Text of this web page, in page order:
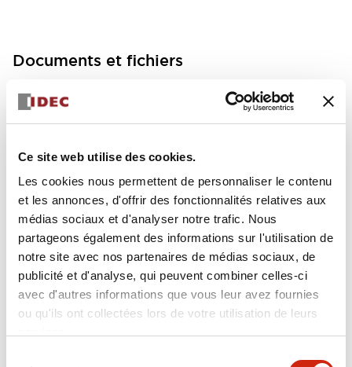
Ce site web utilise des cookies.
Les cookies nous permettent de personnaliser le contenu
et les annonces, d'offrir des fonctionnalités relatives aux
médias sociaux et d'analyser notre trafic. Nous
partageons également des informations sur l'utilisation de
notre site avec nos partenaires de médias sociaux, de
publicité et d'analyse, qui peuvent combiner celles-ci
avec d'autres informations que vous leur avez fournies
ou qu'ils ont collectées lors de votre utilisation de leurs
Documents et fichiers
FC5A MICRO Smart pentra Instruction Sheet (FC5
A-D12K1E\, FC5A-D12S1E)
17/11/2022
.PDF 257.75KB
FC5A MICRO Smart pentra Instruction Sheet (FC5
A-D16RK1\, FC5A-D16RS1\, FC5A-D32K3\, FC5A-D